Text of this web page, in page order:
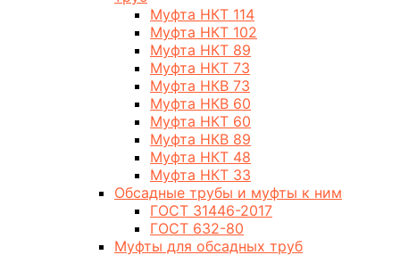
Муфта НКТ 114
Муфта НКТ 102
Муфта НКТ 89
Муфта НКТ 73
Муфта НКВ 73
Муфта НКВ 60
Муфта НКТ 60
Муфта НКВ 89
Муфта НКТ 48
Муфта НКТ 33
Обсадные трубы и муфты к ним
ГОСТ 31446-2017
ГОСТ 632-80
Муфты для обсадных труб